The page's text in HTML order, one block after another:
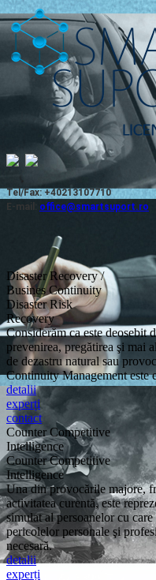
Tel/Fax: +40213107710
E-mail: office@smartsuport.ro
Disaster Recovery /
Busines Continuity
Disaster Risk
Recovery
Considerăm ca este deosebit
prevenirea, pregătirea şi mai
de dezastru natural sau
Continuity Management este
detalii
experți
contact
Counter Competitive
Intelligence
Counter Competitive
Intelligence
Una din provocările majore,
activitatea curentă, este
simulat al persoanelor cu
pericolelor personale şi
necesară.
detalii
experți